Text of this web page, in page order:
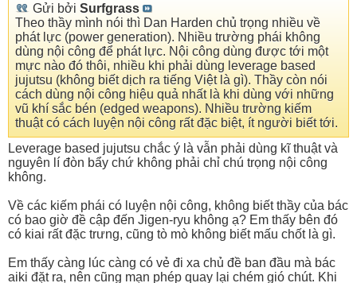
Gửi bởi Surfgrass
Theo thầy mình nói thì Dan Harden chủ trọng nhiều về
phát lực (power generation). Nhiều trường phái không
dùng nội công để phát lực. Nội công dùng được tới một
mực nào đó thôi, nhiều khi phải dùng leverage based
jujutsu (không biết dịch ra tiếng Việt là gì). Thầy còn nói
cách dùng nội công hiệu quả nhất là khi dùng với những
vũ khí sắc bén (edged weapons). Nhiều trường kiếm
thuật có cách luyện nội công rất đặc biệt, ít người biết tới.
Leverage based jujutsu chắc ý là vẫn phải dùng kĩ thuật và
nguyên lí đòn bẩy chứ không phải chỉ chú trọng nội công
không.
Về các kiếm phái có luyện nội công, không biết thầy của bác
có bao giờ đề cập đến Jigen-ryu không ạ? Em thấy bên đó
có kiai rất đặc trưng, cũng tò mò không biết mấu chốt là gì.
Em thấy càng lúc càng có vẻ đi xa chủ đề ban đầu mà bác
aiki đặt ra, nên cũng mạn phép quay lại chém gió chút. Khi